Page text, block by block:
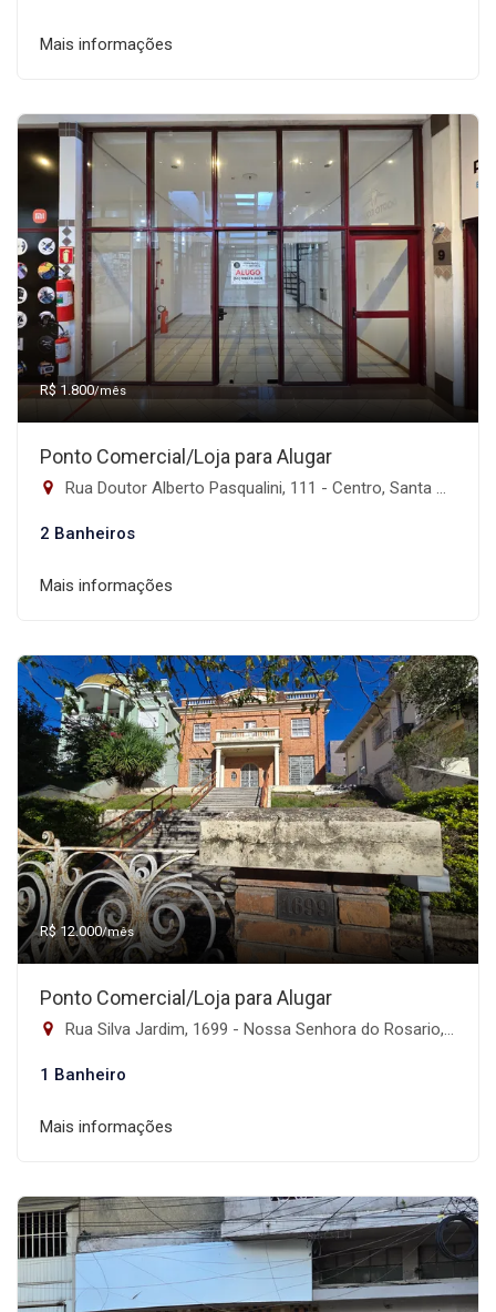
Mais informações
R$ 1.800/mês
Ponto Comercial/Loja para Alugar
Rua Doutor Alberto Pasqualini, 111 - Centro, Santa Maria-RS
2 Banheiros
Mais informações
R$ 12.000/mês
Ponto Comercial/Loja para Alugar
Rua Silva Jardim, 1699 - Nossa Senhora do Rosario, Santa Maria-RS
1 Banheiro
Mais informações